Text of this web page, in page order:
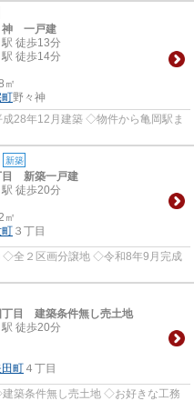
神 一戸建
駅 徒歩13分
駅 徒歩14分
㎡
町野々神
年12月建築 ◇物件から亀岡駅ま
新築
新築一戸建
駅 徒歩20分
㎡
３丁目
２区画分譲地 ◇令和8年9月完成
目 建築条件無し売土地
駅 徒歩20分
町 ４丁目
条件無し売土地 ◇お好きな工務